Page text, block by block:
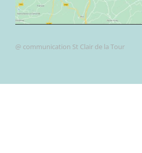
@ communication St Clair de la Tour